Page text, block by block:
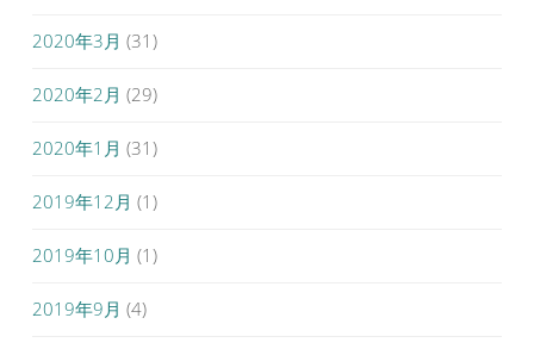
2020年3月 (31)
2020年2月 (29)
2020年1月 (31)
2019年12月 (1)
2019年10月 (1)
2019年9月 (4)